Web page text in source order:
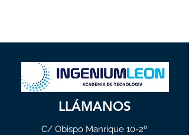
LLÁMANOS
C/ Obispo Manrique 10-2º